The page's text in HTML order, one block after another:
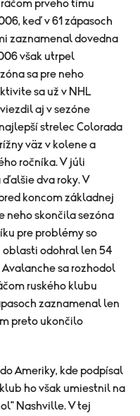
prvého tímu
keď v 61 zápasoch
zaznamenal dovedna
však utrpel
sa pre neho
sa už v NHL
aj v sezóne
strelec Colorada
väz v kolene a
ročníka. V júli
dva roky. V
koncom základnej
neho skončila sezóna
pre problémy so
oblasti odohral len 54
sa rozhodol
ruského klubu
zaznamenal len
preto ukončilo
Ameriky, kde podpísal
ho však umiestnil na
Nashville. V tej